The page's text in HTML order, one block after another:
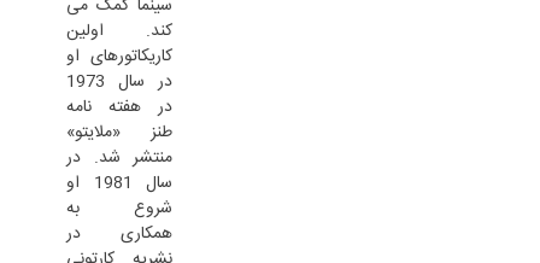
سینما کمک می
کند. اولین
کاریکاتورهای او
در سال 1973
در هفته نامه
طنز «ملایتو»
منتشر شد. در
سال 1981 او
شروع به
همکاری در